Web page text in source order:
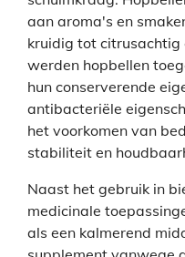
aan aroma's en
kruidig tot citrusachtig
werden hopbellen
hun conserverende
antibacteriële
het voorkomen van
stabiliteit en
Naast het gebruik in
medicinale
als een kalmerend